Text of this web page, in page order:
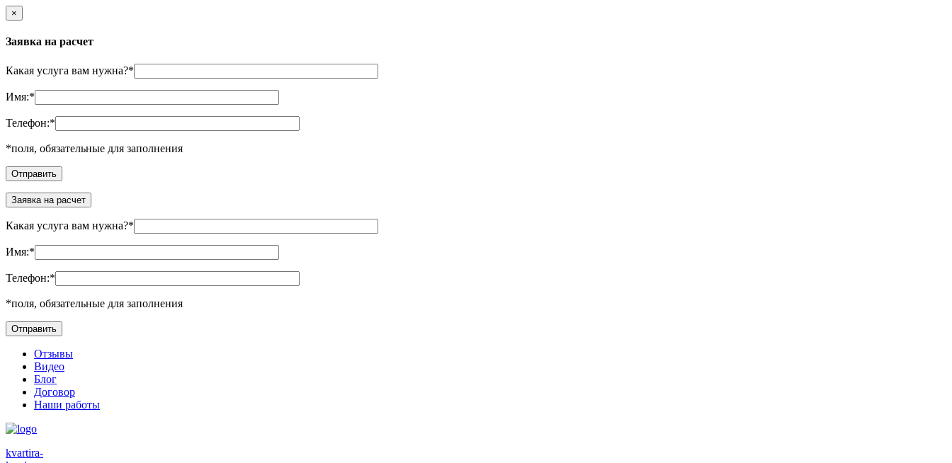
×
Заявка на расчет
Какая услуга вам нужна?*
Имя:*
Телефон:*
*поля, обязательные для заполнения
Заявка на расчет
Какая услуга вам нужна?*
Имя:*
Телефон:*
*поля, обязательные для заполнения
Отзывы
Видео
Блог
Договор
Наши работы
kvartira-